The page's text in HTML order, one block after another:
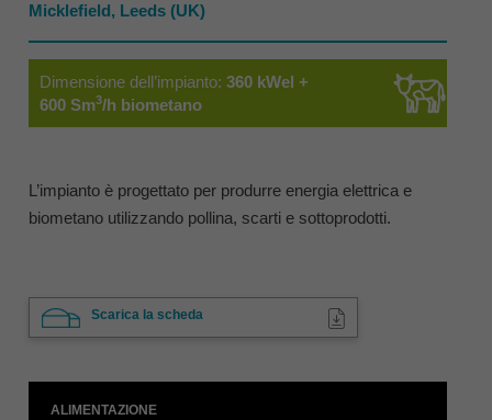
Micklefield, Leeds (UK)
Dimensione dell’impianto: 360 kWel +
600 Sm3/h biometano
L’impianto è progettato per produrre energia elettrica e
biometano utilizzando pollina, scarti e sottoprodotti.
Scarica la scheda
ALIMENTAZIONE